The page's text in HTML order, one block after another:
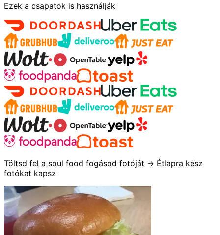
Ezek a csapatok is használják
Töltsd fel a soul food fogásod fotóját → Étlapra kész
fotókat kapsz